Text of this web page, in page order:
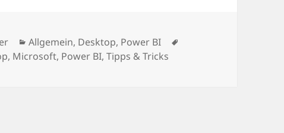
Kategorien
Allgemein, Desktop, Power BI
, Microsoft, Power BI,Tipps & Tricks